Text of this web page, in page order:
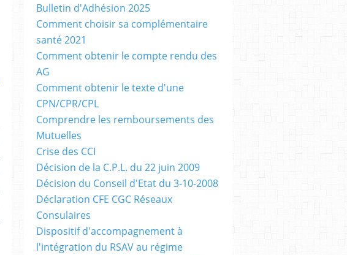
Bulletin d'Adhésion 2025
Comment choisir sa complémentaire
santé 2021
Comment obtenir le compte rendu des
AG
Comment obtenir le texte d'une
CPN/CPR/CPL
Comprendre les remboursements des
Mutuelles
Crise des CCI
Décision de la C.P.L. du 22 juin 2009
Décision du Conseil d'Etat du 3-10-2008
Déclaration CFE CGC Réseaux
Consulaires
Dispositif d'accompagnement à
l'intégration du RSAV au régime